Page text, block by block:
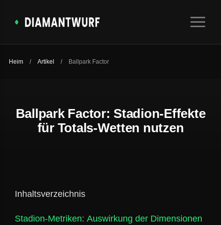
Heim / Artikel / Ballpark Factor
Ballpark Factor: Stadion-Effekte
für Totals-Wetten nutzen
Inhaltsverzeichnis
Stadion-Metriken: Auswirkung der Dimensionen